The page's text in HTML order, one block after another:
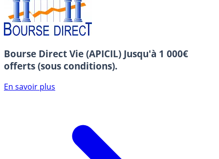
Bourse Direct Vie (APICIL) Jusqu'à 1 000€
offerts (sous conditions).
En savoir plus